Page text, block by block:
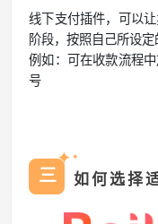
线下支付插件，可以
阶段，按照自己所设
例如：可在收款流程
号
✦ ✦
三 如何选择